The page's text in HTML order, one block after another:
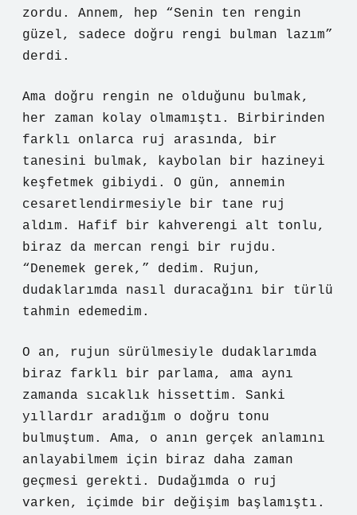
zordu. Annem, hep “Senin ten rengin
güzel, sadece doğru rengi bulman lazım”
derdi.
Ama doğru rengin ne olduğunu bulmak,
her zaman kolay olmamıştı. Birbirinden
farklı onlarca ruj arasında, bir
tanesini bulmak, kaybolan bir hazineyi
keşfetmek gibiydi. O gün, annemin
cesaretlendirmesiyle bir tane ruj
aldım. Hafif bir kahverengi alt tonlu,
biraz da mercan rengi bir rujdu.
“Denemek gerek,” dedim. Rujun,
dudaklarımda nasıl duracağını bir türlü
tahmin edemedim.
O an, rujun sürülmesiyle dudaklarımda
biraz farklı bir parlama, ama aynı
zamanda sıcaklık hissettim. Sanki
yıllardır aradığım o doğru tonu
bulmuştum. Ama, o anın gerçek anlamını
anlayabilmem için biraz daha zaman
geçmesi gerekti. Dudağımda o ruj
varken, içimde bir değişim başlamıştı.